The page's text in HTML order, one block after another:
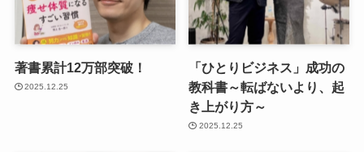
著書累計12万部突破！
2025.12.25
「ひとりビジネス」成功の
教科書～転ばないより、起
き上がり方～
2025.12.25